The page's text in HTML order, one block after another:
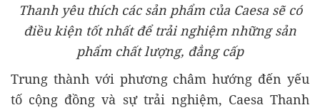
Thanh yêu thích các sản phẩm của Caesa sẽ có
điều kiện tốt nhất để trải nghiệm những sản
phẩm chất lượng, đẳng cấp
Trung thành với phương châm hướng đến yếu
tố cộng đồng và sự trải nghiệm, Caesa Thanh